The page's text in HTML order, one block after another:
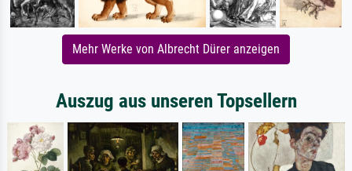
Mehr Werke von Albrecht Dürer anzeigen
Auszug aus unseren Topsellern